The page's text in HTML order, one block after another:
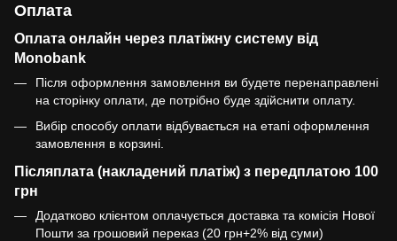
Оплата
Оплата онлайн через платіжну систему від
Monobank
Після оформлення замовлення ви будете перенаправлені
на сторінку оплати, де потрібно буде здійснити оплату.
Вибір способу оплати відбувається на етапі оформлення
замовлення в корзині.
Післяплата (накладений платіж) з передплатою 100
грн
Додатково клієнтом оплачується доставка та комісія Нової
Пошти за грошовий переказ (20 грн+2% від суми)